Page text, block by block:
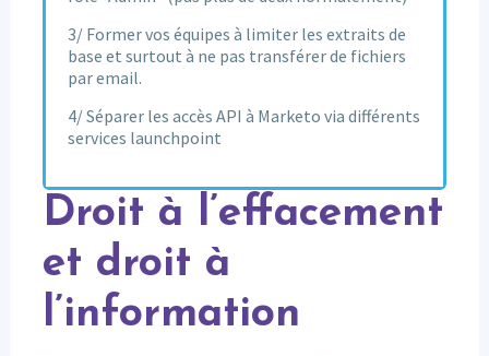
3/ Former vos équipes à limiter les extraits de
base et surtout à ne pas transférer de fichiers
par email.
4/ Séparer les accès API à Marketo via différents
services launchpoint
Droit à l’effacement
et droit à
l’information